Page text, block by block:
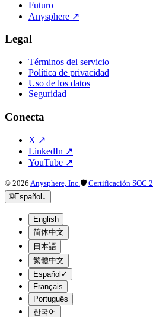
Futuro
Anysphere ↗
Legal
Términos del servicio
Política de privacidad
Uso de los datos
Seguridad
Conecta
X ↗
LinkedIn ↗
YouTube ↗
© 2026 Anysphere, Inc.🛡 Certificación SOC 2
🌐Español ↓
English
简体中文
日本語
繁體中文
Español ✓
Français
Português
한국어